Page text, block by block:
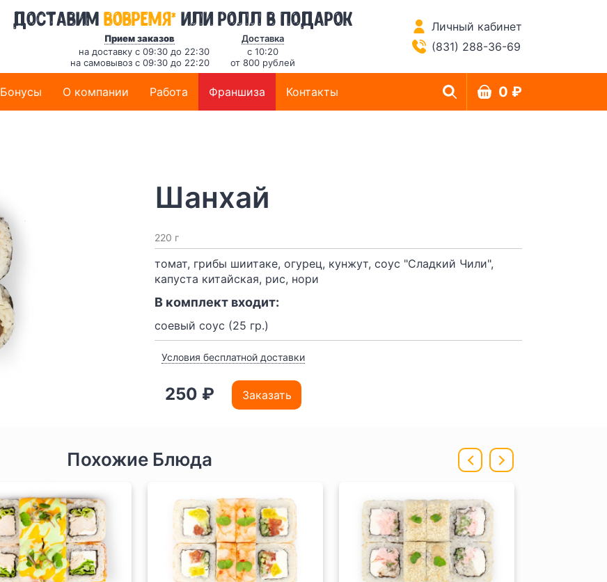
Доставимвовремя*или ролл в подарок
Прием заказов
на доставку с 09:30 до 22:30
на самовывоз с 09:30 до 22:20
Доставка
с 10:20
от 800 рублей
Личный кабинет
(831) 288-36-69
Бонусы О компании Работа Франшиза Контакты 0 ₽
Шанхай
220 г
томат, грибы шиитаке, огурец, кунжут, соус "Сладкий Чили",
капуста китайская, рис, нори
В комплект входит:
соевый соус (25 гр.)
Условия бесплатной доставки
250 ₽ Заказать
Похожие Блюда